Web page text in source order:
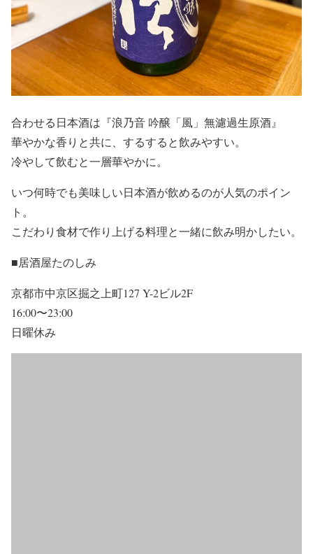
合わせる日本酒は『浪乃音 吟醸「風」無濾過生原酒』
華やかな香りと共に、するすると飲みやすい。
冷やして飲むと一層華やかに。
いつ何時でも美味しい日本酒が飲めるのが人気のポイン
ト。
こだわり食材で作り上げる料理と一緒に飲み明かしたい。
■居酒屋たのしみ
京都市中京区掘之上町127 Y-2ビル2F
16:00〜23:00
日曜休み